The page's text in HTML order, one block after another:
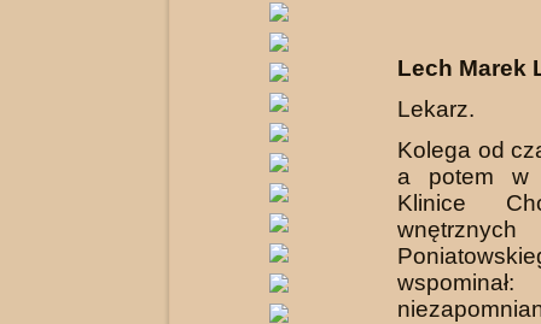
Lech Marek
Lekarz.
Kolega od
a potem
Klinice